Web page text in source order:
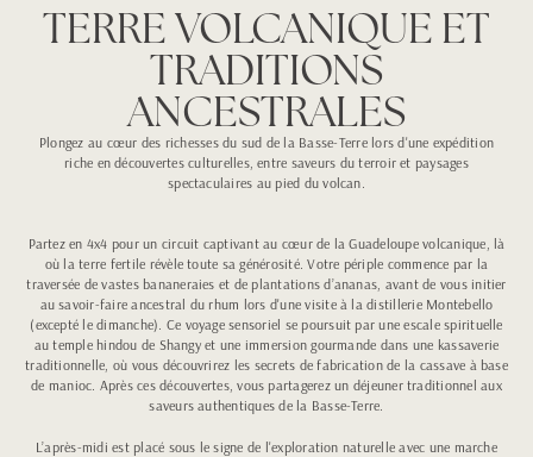
TERRE VOLCANIQUE ET
TRADITIONS
ANCESTRALES
Plongez au cœur des richesses du sud de la Basse-Terre lors d'une expédition
riche en découvertes culturelles, entre saveurs du terroir et paysages
spectaculaires au pied du volcan.
Partez en 4x4 pour un circuit captivant au cœur de la Guadeloupe volcanique, là
où la terre fertile révèle toute sa générosité. Votre périple commence par la
traversée de vastes bananeraies et de plantations d’ananas, avant de vous initier
au savoir-faire ancestral du rhum lors d'une visite à la distillerie Montebello
(excepté le dimanche). Ce voyage sensoriel se poursuit par une escale spirituelle
au temple hindou de Shangy et une immersion gourmande dans une kassaverie
traditionnelle, où vous découvrirez les secrets de fabrication de la cassave à base
de manioc. Après ces découvertes, vous partagerez un déjeuner traditionnel aux
saveurs authentiques de la Basse-Terre.
L’après-midi est placé sous le signe de l'exploration naturelle avec une marche